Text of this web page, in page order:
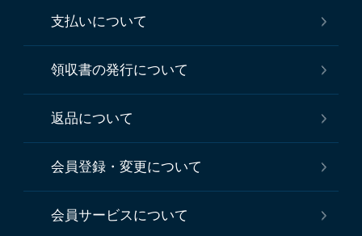
支払いについて
領収書の発行について
返品について
会員登録・変更について
会員サービスについて